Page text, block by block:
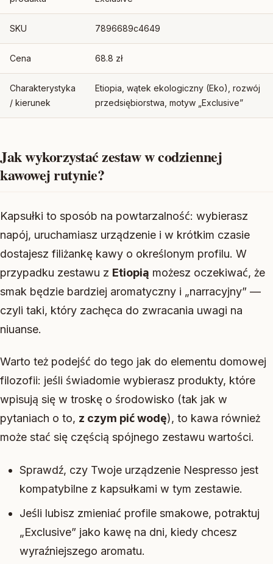
SKU 7896689c4649
Cena 68.8 zł
Charakterystyka
/ kierunek
Etiopia, wątek ekologiczny (Eko), rozwój
przedsiębiorstwa, motyw „Exclusive”
Jak wykorzystać zestaw w codziennej
kawowej rutynie?
Kapsułki to sposób na powtarzalność: wybierasz
napój, uruchamiasz urządzenie i w krótkim czasie
dostajesz filiżankę kawy o określonym profilu. W
przypadku zestawu z Etiopią możesz oczekiwać, że
smak będzie bardziej aromatyczny i „narracyjny” —
czyli taki, który zachęca do zwracania uwagi na
niuanse.
Warto też podejść do tego jak do elementu domowej
filozofii: jeśli świadomie wybierasz produkty, które
wpisują się w troskę o środowisko (tak jak w
pytaniach o to, z czym pić wodę), to kawa również
może stać się częścią spójnego zestawu wartości.
Sprawdź, czy Twoje urządzenie Nespresso jest
kompatybilne z kapsułkami w tym zestawie.
Jeśli lubisz zmieniać profile smakowe, potraktuj
„Exclusive” jako kawę na dni, kiedy chcesz
wyraźniejszego aromatu.